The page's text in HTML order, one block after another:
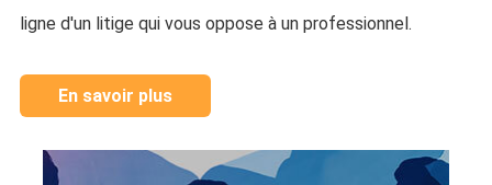
ligne d'un litige qui vous oppose à un professionnel.
En savoir plus